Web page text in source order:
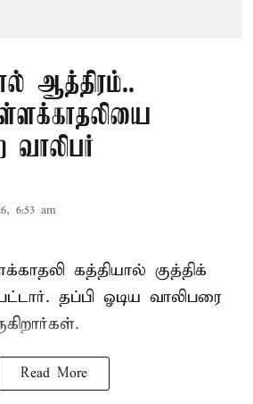
ஆத்திரம்..
வாலிபர்
6:53 am
கத்தியால் குத்திக்
தப்பி ஓடிய வாலிபரை
Read More